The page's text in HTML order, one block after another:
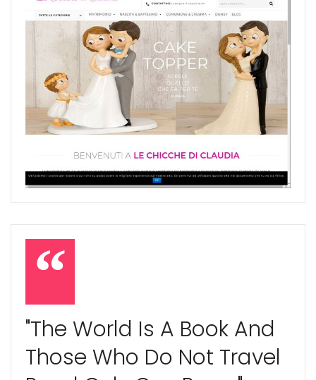
"The World Is A Book And
Those Who Do Not Travel